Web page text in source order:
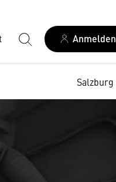
Anmelden
Salzburg